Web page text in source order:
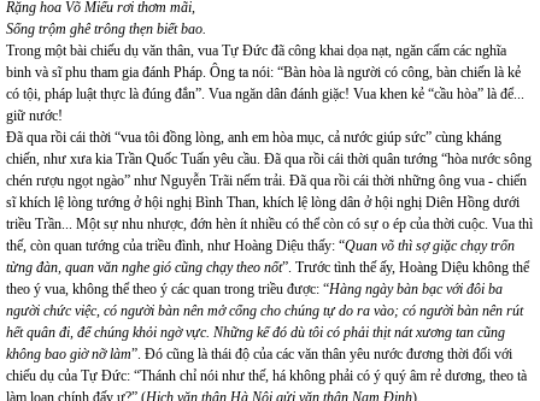
Rặng hoa Võ Miếu rơi thơm mãi,
Sống trộm ghê trông thẹn biết bao.
Trong một bài chiếu dụ văn thân, vua Tự Đức đã công khai dọa nạt, ngăn cấm các nghĩa
binh và sĩ phu tham gia đánh Pháp. Ông ta nói: “Bàn hòa là người có công, bàn chiến là kẻ
có tội, pháp luật thực là đúng đắn”. Vua ngăn dân đánh giặc! Vua khen kẻ “cầu hòa” là để...
giữ nước!
Đã qua rồi cái thời “vua tôi đồng lòng, anh em hòa mục, cả nước giúp sức” cùng kháng
chiến, như xưa kia Trần Quốc Tuấn yêu cầu. Đã qua rồi cái thời quân tướng “hòa nước sông
chén rượu ngọt ngào” như Nguyễn Trãi nếm trải. Đã qua rồi cái thời những ông vua - chiến
sĩ khích lệ lòng tướng ở hội nghị Bình Than, khích lệ lòng dân ở hội nghị Diên Hồng dưới
triều Trần... Một sự nhu nhược, đớn hèn ít nhiều có thể còn có sự o ép của thời cuộc. Vua thì
thế, còn quan tướng của triều đình, như Hoàng Diệu thấy: “Quan võ thì sợ giặc chạy trốn
từng đàn, quan văn nghe gió cũng chạy theo nốt”. Trước tình thế ấy, Hoàng Diệu không thể
theo ý vua, không thể theo ý các quan trong triều được: “Hàng ngày bàn bạc với đôi ba
người chức việc, có người bàn nên mở cổng cho chúng tự do ra vào; có người bàn nên rút
hết quân đi, để chúng khỏi ngờ vực. Những kế đó dù tôi có phải thịt nát xương tan cũng
không bao giờ nỡ làm”. Đó cũng là thái độ của các văn thân yêu nước đương thời đối với
chiếu dụ của Tự Đức: “Thánh chỉ nói như thế, há không phải có ý quý âm rẻ dương, theo tà
làm loạn chính đấy ư?” (Hịch văn thân Hà Nội gửi văn thân Nam Định).